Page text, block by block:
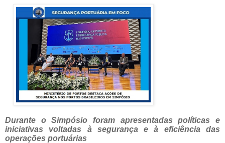
Durante o Simpósio foram apresentadas políticas e
iniciativas voltadas à segurança e à eficiência das
operações portuárias